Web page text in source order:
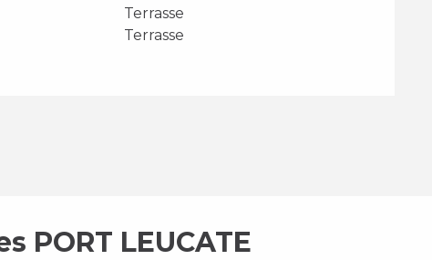
Terrasse
Terrasse
PORT LEUCATE